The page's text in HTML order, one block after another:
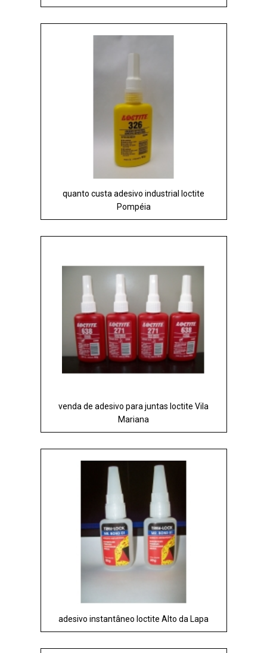
quanto custa adesivo industrial loctite
Pompéia
venda de adesivo para juntas loctite Vila
Mariana
adesivo instantâneo loctite Alto da Lapa